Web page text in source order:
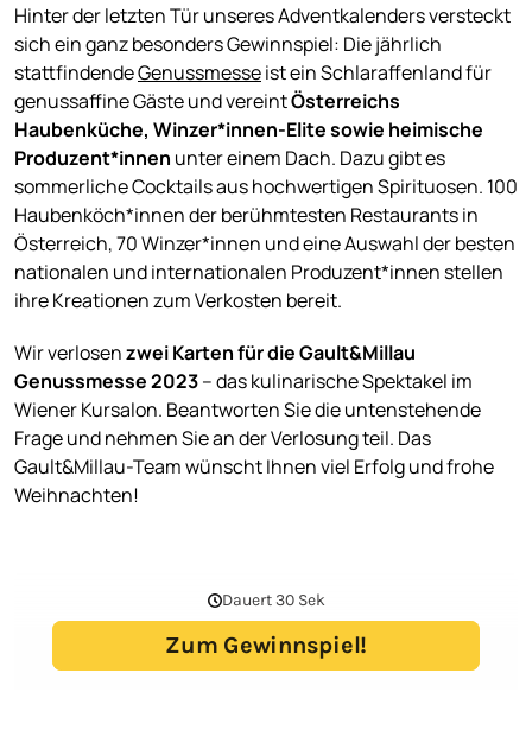
Hinter der letzten Tür unseres Adventkalenders versteckt
sich ein ganz besonders Gewinnspiel: Die jährlich
stattfindendeGenussmesseist ein Schlaraffenland für
genussaffine Gäste und vereintÖsterreichs
Haubenküche, Winzer*innen-Elite sowie heimische
Produzent*innen unter einem Dach. Dazu gibt es
sommerliche Cocktails aus hochwertigen Spirituosen. 100
Haubenköch*innen der berühmtesten Restaurants in
Österreich, 70 Winzer*innen und eine Auswahl der besten
nationalen und internationalen Produzent*innen stellen
ihre Kreationen zum Verkosten bereit.
Wir verlosenzwei Karten für die Gault&Millau
Genussmesse 2023– das kulinarische Spektakel im
Wiener Kursalon. Beantworten Sie die untenstehende
Frage und nehmen Sie an der Verlosung teil. Das
Gault&Millau-Team wünscht Ihnen viel Erfolg und frohe
Weihnachten!